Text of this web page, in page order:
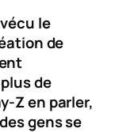
le
de
de
Z en parler,
gens se